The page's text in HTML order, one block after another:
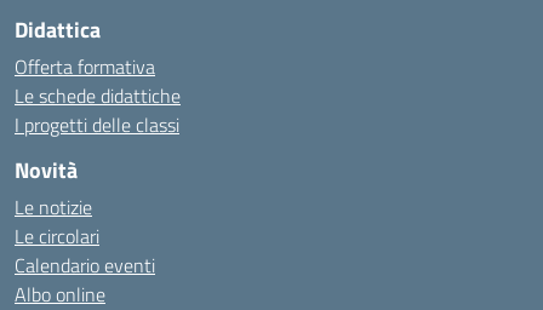
Didattica
Offerta formativa
Le schede didattiche
I progetti delle classi
Novità
Le notizie
Le circolari
Calendario eventi
Albo online